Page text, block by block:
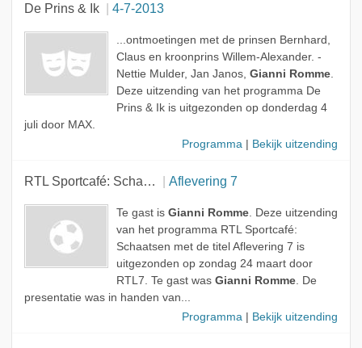
De Prins & Ik 4-7-2013
...ontmoetingen met de prinsen Bernhard,
Claus en kroonprins Willem-Alexander. -
Nettie Mulder, Jan Janos, Gianni Romme.
Deze uitzending van het programma De
Prins & Ik is uitgezonden op donderdag 4
juli door MAX.
Programma
Bekijk uitzending
RTL Sportcafé: Schaatsen Aflevering 7
Te gast is Gianni Romme. Deze uitzending
van het programma RTL Sportcafé:
Schaatsen met de titel Aflevering 7 is
uitgezonden op zondag 24 maart door
RTL7. Te gast was Gianni Romme. De
presentatie was in handen van...
Programma
Bekijk uitzending